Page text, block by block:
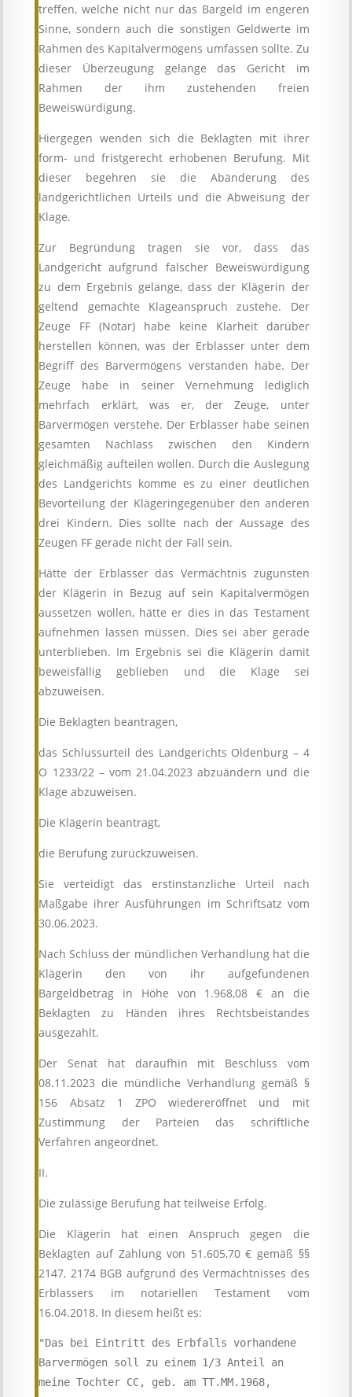
treffen, welche nicht nur das Bargeld im engeren
Sinne, sondern auch die sonstigen Geldwerte im
Rahmen des Kapitalvermögens umfassen sollte. Zu
dieser Überzeugung gelange das Gericht im
Rahmen der ihm zustehenden freien
Beweiswürdigung.
Hiergegen wenden sich die Beklagten mit ihrer
form- und fristgerecht erhobenen Berufung. Mit
dieser begehren sie die Abänderung des
landgerichtlichen Urteils und die Abweisung der
Klage.
Zur Begründung tragen sie vor, dass das
Landgericht aufgrund falscher Beweiswürdigung
zu dem Ergebnis gelange, dass der Klägerin der
geltend gemachte Klageanspruch zustehe. Der
Zeuge FF (Notar) habe keine Klarheit darüber
herstellen können, was der Erblasser unter dem
Begriff des Barvermögens verstanden habe. Der
Zeuge habe in seiner Vernehmung lediglich
mehrfach erklärt, was er, der Zeuge, unter
Barvermögen verstehe. Der Erblasser habe seinen
gesamten Nachlass zwischen den Kindern
gleichmäßig aufteilen wollen. Durch die Auslegung
des Landgerichts komme es zu einer deutlichen
Bevorteilung der Klägeringegenüber den anderen
drei Kindern. Dies sollte nach der Aussage des
Zeugen FF gerade nicht der Fall sein.
Hätte der Erblasser das Vermächtnis zugunsten
der Klägerin in Bezug auf sein Kapitalvermögen
aussetzen wollen, hätte er dies in das Testament
aufnehmen lassen müssen. Dies sei aber gerade
unterblieben. Im Ergebnis sei die Klägerin damit
beweisfällig geblieben und die Klage sei
abzuweisen.
Die Beklagten beantragen,
das Schlussurteil des Landgerichts Oldenburg – 4
O 1233/22 – vom 21.04.2023 abzuändern und die
Klage abzuweisen.
Die Klägerin beantragt,
die Berufung zurückzuweisen.
Sie verteidigt das erstinstanzliche Urteil nach
Maßgabe ihrer Ausführungen im Schriftsatz vom
30.06.2023.
Nach Schluss der mündlichen Verhandlung hat die
Klägerin den von ihr aufgefundenen
Bargeldbetrag in Höhe von 1.968,08 € an die
Beklagten zu Händen ihres Rechtsbeistandes
ausgezahlt.
Der Senat hat daraufhin mit Beschluss vom
08.11.2023 die mündliche Verhandlung gemäß §
156 Absatz 1 ZPO wiedereröffnet und mit
Zustimmung der Parteien das schriftliche
Verfahren angeordnet.
II.
Die zulässige Berufung hat teilweise Erfolg.
Die Klägerin hat einen Anspruch gegen die
Beklagten auf Zahlung von 51.605,70 € gemäß §§
2147, 2174 BGB aufgrund des Vermächtnisses des
Erblassers im notariellen Testament vom
16.04.2018. In diesem heißt es:
"Das bei Eintritt des Erbfalls vorhandene
Barvermögen soll zu einem 1/3 Anteil an
meine Tochter CC, geb. am TT.MM.1968,